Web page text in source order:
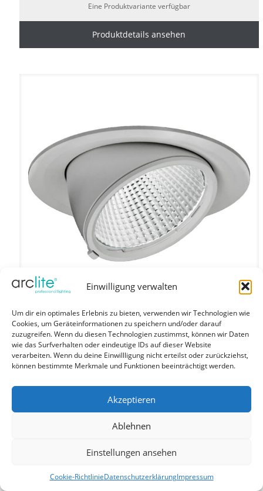
Einwilligung verwalten
Um dir ein optimales Erlebnis zu bieten, verwenden wir Technologien wie
Cookies, um Geräteinformationen zu speichern und/oder darauf
zuzugreifen. Wenn du diesen Technologien zustimmst, können wir Daten
wie das Surfverhalten oder eindeutige IDs auf dieser Website
verarbeiten. Wenn du deine Einwillligung nicht erteilst oder zurückziehst,
können bestimmte Merkmale und Funktionen beeinträchtigt werden.
Akzeptieren
Ablehnen
Einstellungen ansehen
Cookie-RichtlinieDatenschutzerklärungImpressum
Eine Produktvariante verfügbar
Produktdetails ansehen
roundCENTURY 90 – Runde Einbauleuchten dreh-
ausschwenkbar silber 16W 37° 3500K CRI92
AE82752.01.94
207,06€inkl. MwSt
Produktdetails ansehen